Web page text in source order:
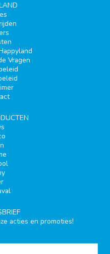
Vragen
acties en promoties!